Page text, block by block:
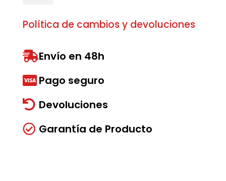
Política de cambios y devoluciones
Envío en 48h
 Pago seguro
 Devoluciones
 Garantía de Producto